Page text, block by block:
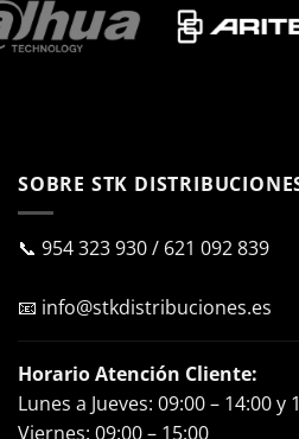
SOBRE STK
📞 954 323 930/ 621 092 839
📧 info@stkdistribuciones.es
Horario Atención Cliente:
Lunes a Jueves: 09:00 – 14:00 y
Viernes: 09:00 – 15:00